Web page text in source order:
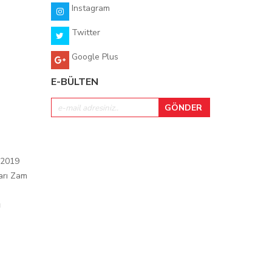
Zam
Instagram
Twitter
Google Plus
E-BÜLTEN